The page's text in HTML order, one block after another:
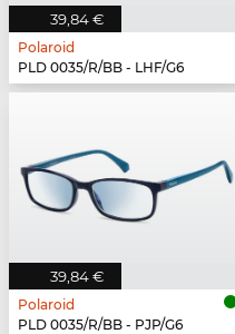
39,84 €
Polaroid
PLD 0035/R/BB - LHF/G6
39,84 €
Polaroid
PLD 0035/R/BB - PJP/G6